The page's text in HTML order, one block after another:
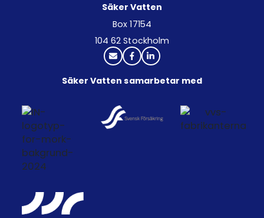
Säker Vatten
Box 17154
104 62 Stockholm
Säker Vatten samarbetar med